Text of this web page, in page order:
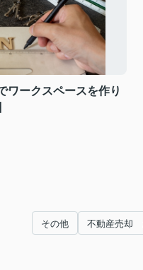
ワークスペースを作り
その他 不動産売却